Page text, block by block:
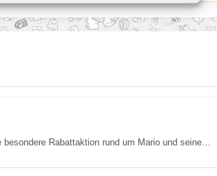
Rabattaktion rund um Mario und seine…